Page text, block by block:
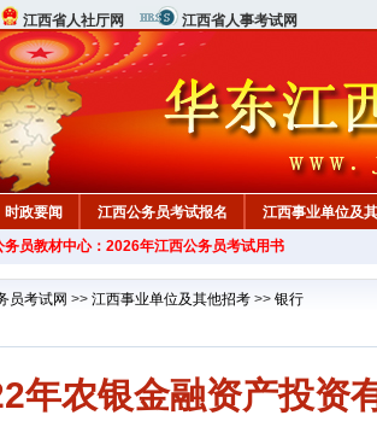
江西省人社厅网 江西省人事考试网
时政要闻 江西公务员考试报名 江西事业单位及
教材中心
务员教材中心：2026年江西公务员考试用书
员考试网 >> 江西事业单位及其他招考 >> 银行
年农银金融资产投资